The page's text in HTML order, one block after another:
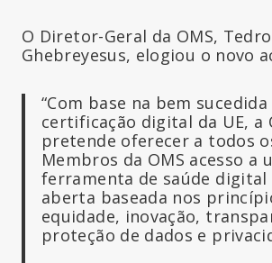
O Diretor-Geral da OMS,
Ghebreyesus, elogiou o novo
“Com base na bem
certificação digital da UE, a
pretende oferecer a todos
Membros da OMS acesso a
ferramenta de saúde
aberta baseada nos
equidade, inovação,
proteção de dados e